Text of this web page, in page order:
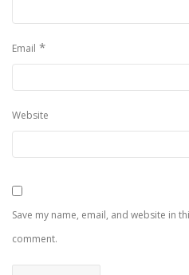
Email *
Website
Save my name, email, and website in
comment.